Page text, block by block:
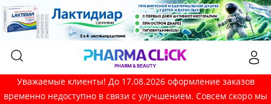
Уважаемые клиенты! До 17.08.2026 оформление заказов
временно недоступно в связи с улучшением. Совсем скоро мы